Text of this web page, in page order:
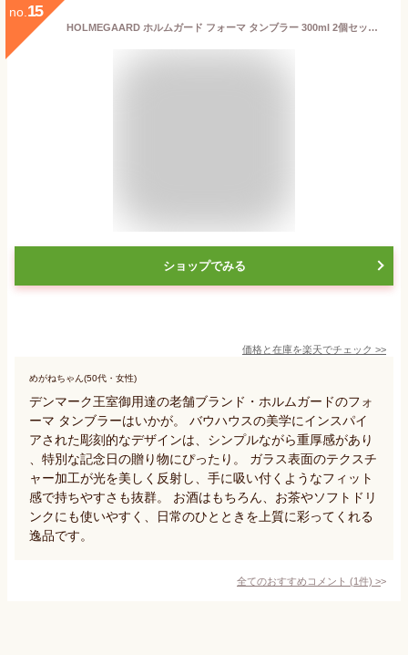
no. 15
HOLMEGAARD ホルムガード フォーマ タンブラー 300ml 2個セットFORMA グラス ペア コップ 4343110北欧ガラス セット インテリア モダン シンプル クラシック 重厚感 おしゃれ テーブル キッチン 送料無料
ショップでみる
価格と在庫を楽天でチェック >>
めがねちゃん(50代・女性)
デンマーク王室御用達の老舗ブランド・ホルムガードのフォ
ーマ タンブラーはいかが。 バウハウスの美学にインスパイ
アされた彫刻的なデザインは、シンプルながら重厚感があり
、特別な記念日の贈り物にぴったり。 ガラス表面のテクスチ
ャー加工が光を美しく反射し、手に吸い付くようなフィット
感で持ちやすさも抜群。 お酒はもちろん、お茶やソフトドリ
ンクにも使いやすく、日常のひとときを上質に彩ってくれる
逸品です。
全てのおすすめコメント (1件) >